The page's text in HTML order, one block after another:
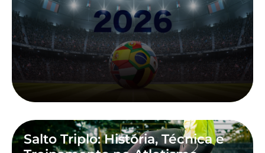
Salto Triplo: História, Técnica e